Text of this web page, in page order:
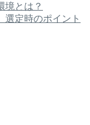
境とは？
選定時のポイント